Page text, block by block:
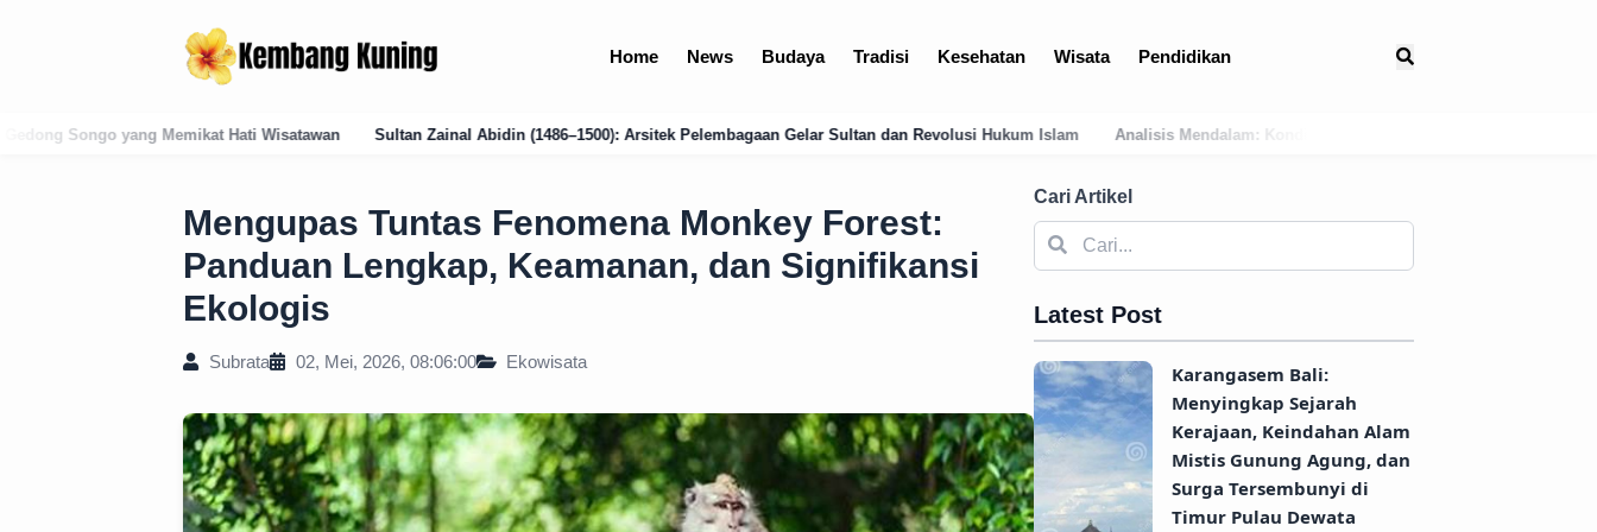
Home News Budaya Tradisi Kesehatan Wisata Pendidikan
Wisatawan Sultan Zainal Abidin (1486–1500): Arsitek Pelembagaan Gelar Sultan dan Revolusi Hukum Islam Analisis Mendalam: Kondisi Geografis Bali Barat Daya Sebagai Faktor Utama Kemunculan Pusat
Mengupas Tuntas Fenomena Monkey Forest:
Panduan Lengkap, Keamanan, dan Signifikansi
Ekologis
Subrata 02, Mei, 2026, 08:06:00 Ekowisata
Cari Artikel
Latest Post
Karangasem Bali:
Menyingkap Sejarah
Kerajaan, Keindahan Alam
Mistis Gunung Agung, dan
Surga Tersembunyi di
Timur Pulau Dewata